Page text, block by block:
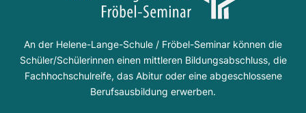
An der Helene-Lange-Schule / Fröbel-Seminar können die
Schüler/Schülerinnen einen mittleren Bildungsabschluss, die
Fachhochschulreife, das Abitur oder eine abgeschlossene
Berufsausbildung erwerben.